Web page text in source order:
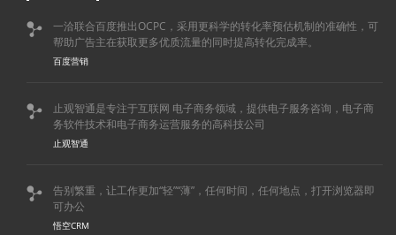

一洽联合百度推出OCPC，采用更科学的转化率预估机制的准确性，可
帮助广告主在获取更多优质流量的同时提高转化完成率。
百度营销

止观智通是专注于互联网 电子商务领域，提供电子服务咨询，电子商
务软件技术和电子商务运营服务的高科技公司
止观智通

告别繁重，让工作更加“轻”“薄”，任何时间，任何地点，打开浏览器即
可办公
悟空CRM